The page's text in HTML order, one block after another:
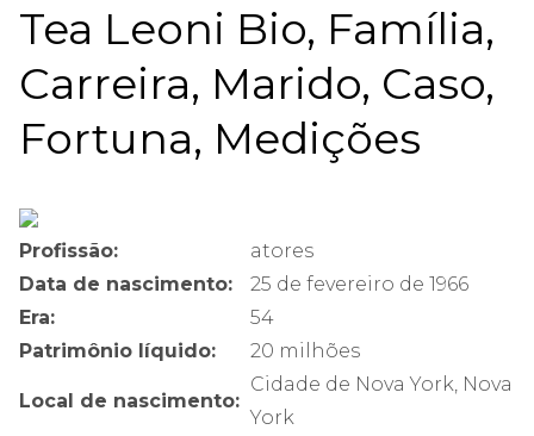
Tea Leoni Bio, Família,
Carreira, Marido, Caso,
Fortuna, Medições
Profissão:
atores
Data de nascimento:
25 de fevereiro de 1966
Era:
54
Patrimônio líquido:
20 milhões
Local de nascimento:
Cidade de Nova York, Nova
York